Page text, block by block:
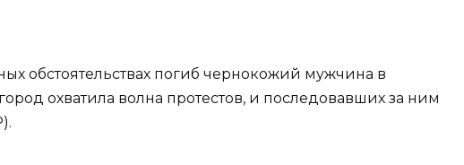
обстоятельствах погиб чернокожий мужчина в
охватила волна протестов, и последовавших за ним